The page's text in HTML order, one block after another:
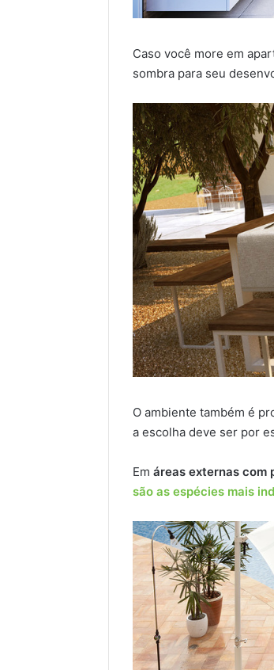
Caso você more em
sombra para seu
O ambiente também é
a escolha deve ser por
Em áreas externas com
são as espécies mais